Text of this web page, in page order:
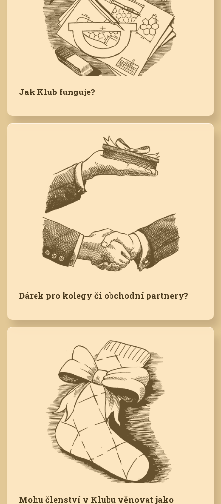
Jak Klub funguje?
Dárek pro kolegy či obchodní partnery?
Mohu členství v Klubu věnovat jako